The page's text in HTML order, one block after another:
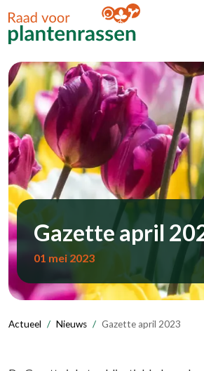
Gazette april
01 mei 2023
Actueel Nieuws Gazette april 2023